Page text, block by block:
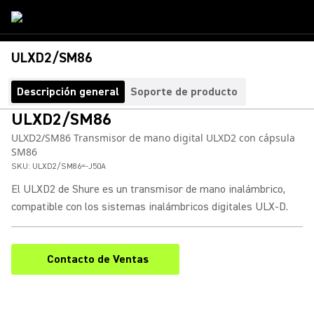
ULXD2/SM86
Descripción general Soporte de producto
ULXD2/SM86
ULXD2/SM86 Transmisor de mano digital ULXD2 con cápsula
SM86
SKU: ULXD2/SM86=-J50A
El ULXD2 de Shure es un transmisor de mano inalámbrico,
compatible con los sistemas inalámbricos digitales ULX-D.
Contacto de Ventas